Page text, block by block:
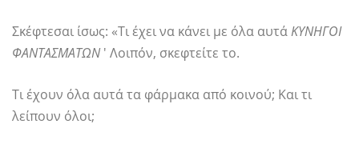
Σκέφτεσαι ίσως: «Τι έχει να κάνει με όλα αυτάΚΥΝΗΓΟΙ
ΦΑΝΤΑΣΜΑΤΩΝ' Λοιπόν, σκεφτείτε το.
Τι έχουν όλα αυτά τα φάρμακα από κοινού; Και τι
λείπουν όλοι;